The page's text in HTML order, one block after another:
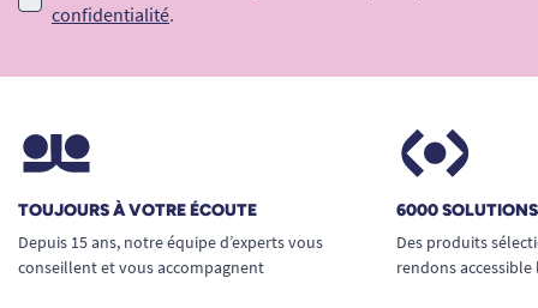
confidentialité.
TOUJOURS À VOTRE ÉCOUTE
Depuis 15 ans, notre équipe d’experts vous
conseillent et vous accompagnent
6000
Des produits
rendons